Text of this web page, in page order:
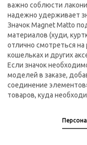
важно соблюсти
надежно удерживает
Значок Magnet Matto
материалов (худи,
отлично смотреться на
кошельках и других
Если значок
моделей в заказе,
соединение
товаров, куда